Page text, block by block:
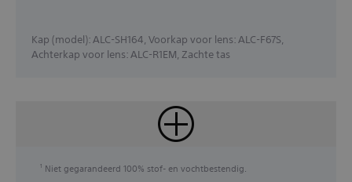
Kap (model): ALC-SH164, Voorkap voor lens: ALC-F67S,
Achterkap voor lens: ALC-R1EM, Zachte tas
1 Niet gegarandeerd 100% stof- en vochtbestendig.